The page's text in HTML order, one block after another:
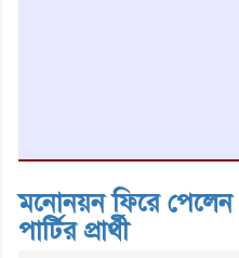
মনোনয়ন ফিরে
পার্টির প্রার্থী